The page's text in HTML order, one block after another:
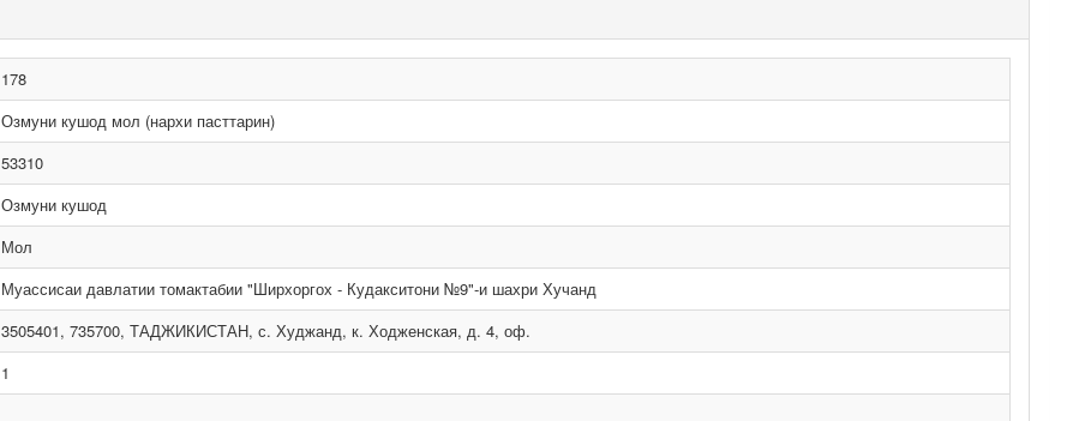
178
Озмуни кушод мол (нархи пасттарин)
53310
Озмуни кушод
Мол
Муассисаи давлатии томактабии "Ширхоргох - Кудакситони №9"-и шахри Хучанд
3505401, 735700, ТАДЖИКИСТАН, с. Худжанд, к. Ходженская, д. 4, оф.
1